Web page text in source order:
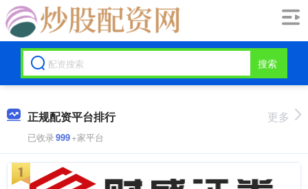
搜索
正规配资平台排行
已收录999+家平台
更多